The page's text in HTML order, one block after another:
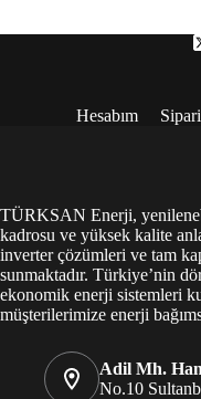
Hesabım
TÜRKSAN Enerji,
kadrosu ve yüksek kalite
inverter çözümleri ve tam
sunmaktadır. Türkiye’nin
ekonomik enerji sistemleri
müşterilerimize enerji
Adil Mh.
No.10